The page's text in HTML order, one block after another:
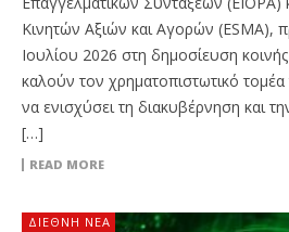
Κινητών Αξιών και Αγορών (ESMA),
Ιουλίου 2026 στη δημοσίευση
καλούν τον χρηματοπιστωτικό
να ενισχύσει τη διακυβέρνηση και
[…]
READ MORE
ΔΙΕΘΝΉ ΝΈΑ